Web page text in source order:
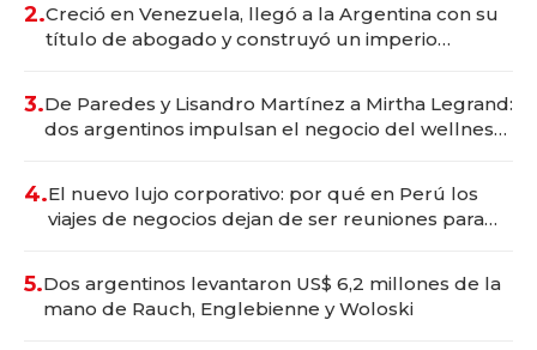
2.Creció en Venezuela, llegó a la Argentina con su
título de abogado y construyó un imperio
3.De Paredes y Lisandro Martínez a Mirtha Legrand:
dos argentinos impulsan el negocio del wellness
4.El nuevo lujo corporativo: por qué en Perú los
viajes de negocios dejan de ser reuniones para
5.Dos argentinos levantaron US$ 6,2 millones de la
mano de Rauch, Englebienne y Woloski